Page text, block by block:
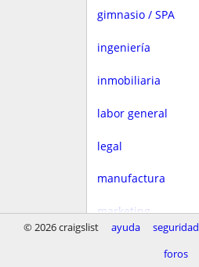
gimnasio / SPA
ingeniería
inmobiliaria
labor general
legal
manufactura
marketing
© 2026 craigslist ayuda seguridad
foros